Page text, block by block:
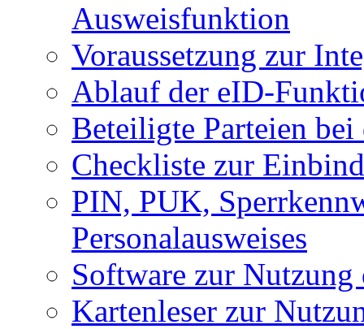
Ausweisfunktion
Voraussetzung zur
Ablauf der eID-
Beteiligte Parteien
Checkliste zur
PIN, PUK,
Personalausweises
Software zur
Kartenleser zur